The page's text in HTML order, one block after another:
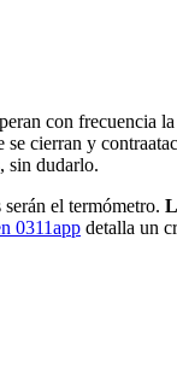
con frecuencia
cierran y
sin dudarlo.
el termómetro.
0311app detalla un